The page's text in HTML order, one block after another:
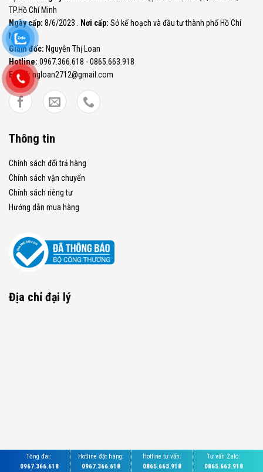
TP.Hồ Chí Minh
Ngày cấp: 8/6/2023 . Nơi cấp: Sở kế hoạch và đầu tư thành phố Hồ Chí
Minh.
Giám đốc: Nguyễn Thị Loan
Hotline: 0967.366.618 - 0865.663.918
Email: ngloan2712@gmail.com
Thông tin
Chính sách đổi trả hàng
Chính sách vận chuyển
Chính sách riêng tư
Hướng dẫn mua hàng
Địa chỉ đại lý
Tổng đài:
0967.366.618
Hotline đặt hàng:
0967.366.618
Hotline tư vấn:
0865.663.918
Tư vấn Zalo:
0865.663.918